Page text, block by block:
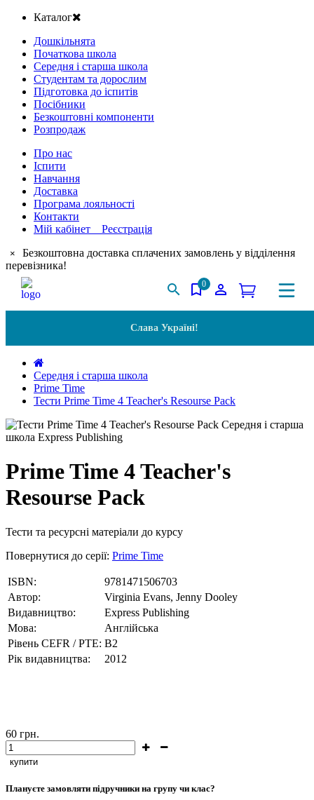
Каталог
Дошкільнята
Початкова школа
Середня і старша школа
Студентам та дорослим
Підготовка до іспитів
Посібники
Безкоштовні компоненти
Розпродаж
Про нас
Іспити
Навчання
Доставка
Програма лояльності
Контакти
Мій кабінет Реєстрація
×
Безкоштовна доставка сплачених замовлень у відділення
перевізника!
0
Слава Україні!
Середня і старша школа
Prime Time
Тести Prime Time 4 Teacher's Resourse Pack
Prime Time 4 Teacher's
Resourse Pack
Тести та ресурсні матеріали до курсу
Повернутися до серії: Prime Time
ISBN:
9781471506703
Автор:
Virginia Evans, Jenny Dooley
Видавництво:
Express Publishing
Мова:
Англійська
Рівень CEFR / PTE: В2
Рік видавництва:
2012
60 грн.
купити
Плануєте замовляти підручники на групу чи клас?